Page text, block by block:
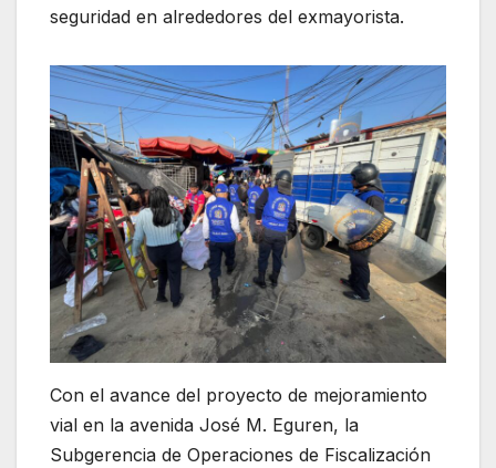
seguridad en alrededores del exmayorista.
Con el avance del proyecto de mejoramiento
vial en la avenida José M. Eguren, la
Subgerencia de Operaciones de Fiscalización